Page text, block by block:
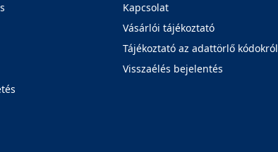
Kapcsolat
Vásárlói tájékoztató
Tájékoztató az adattörlő kódokról
Visszaélés bejelentés